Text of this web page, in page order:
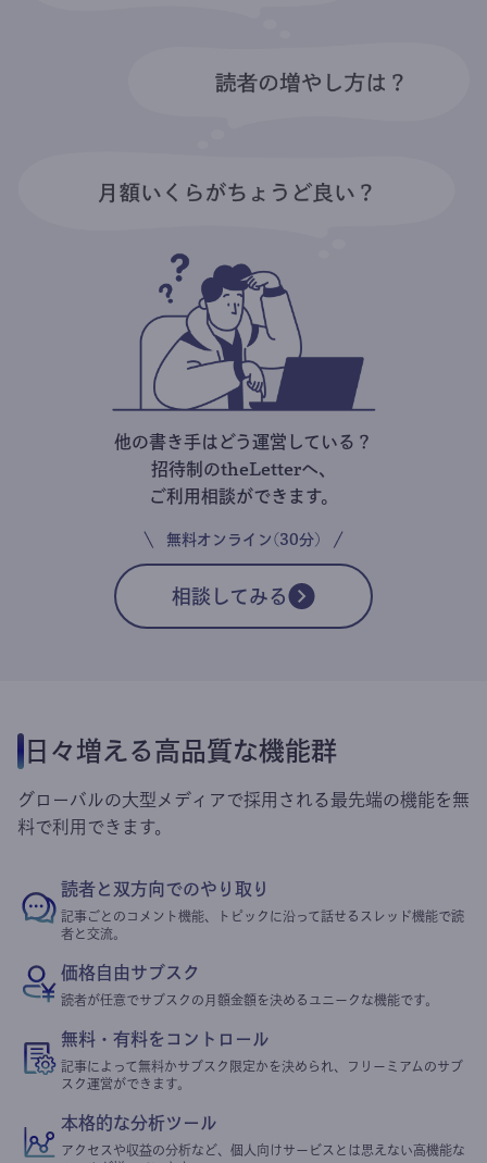
他の書き手はどう運営している？
招待制のtheLetterへ、
ご利用相談ができます。
無料オンライン(30分)
相談してみる
日々増える高品質な機能群
グローバルの大型メディアで採用される最先端の機能を無
料で利用できます。
読者と双方向でのやり取り
記事ごとのコメント機能、トピックに沿って話せるスレッド機能で読
者と交流。
価格自由サブスク
読者が任意でサブスクの月額金額を決めるユニークな機能です。
無料・有料をコントロール
記事によって無料かサブスク限定かを決められ、フリーミアムのサブ
スク運営ができます。
本格的な分析ツール
アクセスや収益の分析など、個人向けサービスとは思えない高機能な